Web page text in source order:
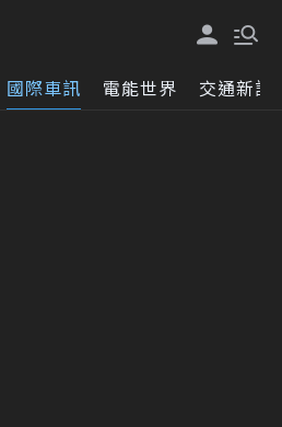
國際車訊 電能世界 交通新訊